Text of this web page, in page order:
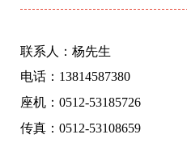
联系人：杨先生
电话：13814587380
座机：0512-53185726
传真：0512-53108659